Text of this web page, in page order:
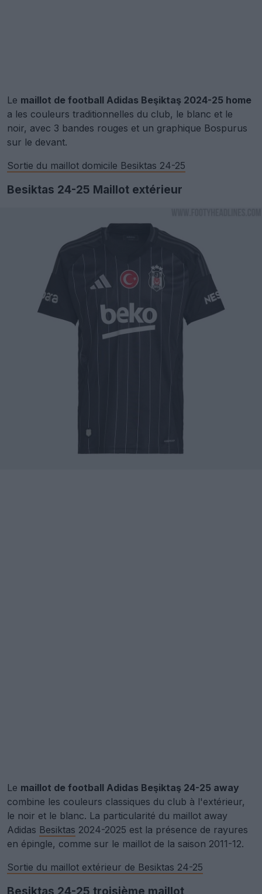
Le maillot de football Adidas Beşiktaş 2024-25 home
a les couleurs traditionnelles du club, le blanc et le
noir, avec 3 bandes rouges et un graphique Bospurus
sur le devant.
Sortie du maillot domicile Besiktas 24-25
Besiktas 24-25 Maillot extérieur
Le maillot de football Adidas Beşiktaş 24-25 away
combine les couleurs classiques du club à l'extérieur,
le noir et le blanc. La particularité du maillot away
Adidas Besiktas 2024-2025 est la présence de rayures
en épingle, comme sur le maillot de la saison 2011-12.
Sortie du maillot extérieur de Besiktas 24-25